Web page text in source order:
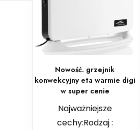
Nowość. grzejnik
konwekcyjny eta warmie digi
w super cenie
Najważniejsze
cechy:Rodzaj :